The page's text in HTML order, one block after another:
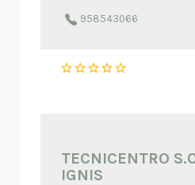
958543066
TECNICENTRO
IGNIS